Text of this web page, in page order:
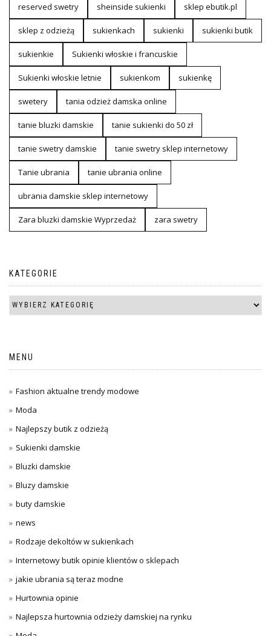
reserved swetry sheinside sukienki sklep ebutik.pl
sklep z odzieżą sukienkach sukienki sukienki butik
sukienkie Sukienki włoskie i francuskie
Sukienki włoskie letnie sukienkom sukienkę
swetery tania odzież damska online
tanie bluzki damskie tanie sukienki do 50 zł
tanie swetry damskie tanie swetry sklep internetowy
Tanie ubrania tanie ubrania online
ubrania damskie sklep internetowy
Zara bluzki damskie Wyprzedaż zara swetry
KATEGORIE
MENU
Fashion aktualne trendy modowe
Moda
Najlepszy butik z odzieżą
Sukienki damskie
Bluzki damskie
Bluzy damskie
buty damskie
news
Rodzaje dekoltów w sukienkach
Internetowy butik opinie klientów o sklepach
jakie ubrania są teraz modne
Hurtownia opinie
Najlepsza hurtownia odzieży damskiej na rynku